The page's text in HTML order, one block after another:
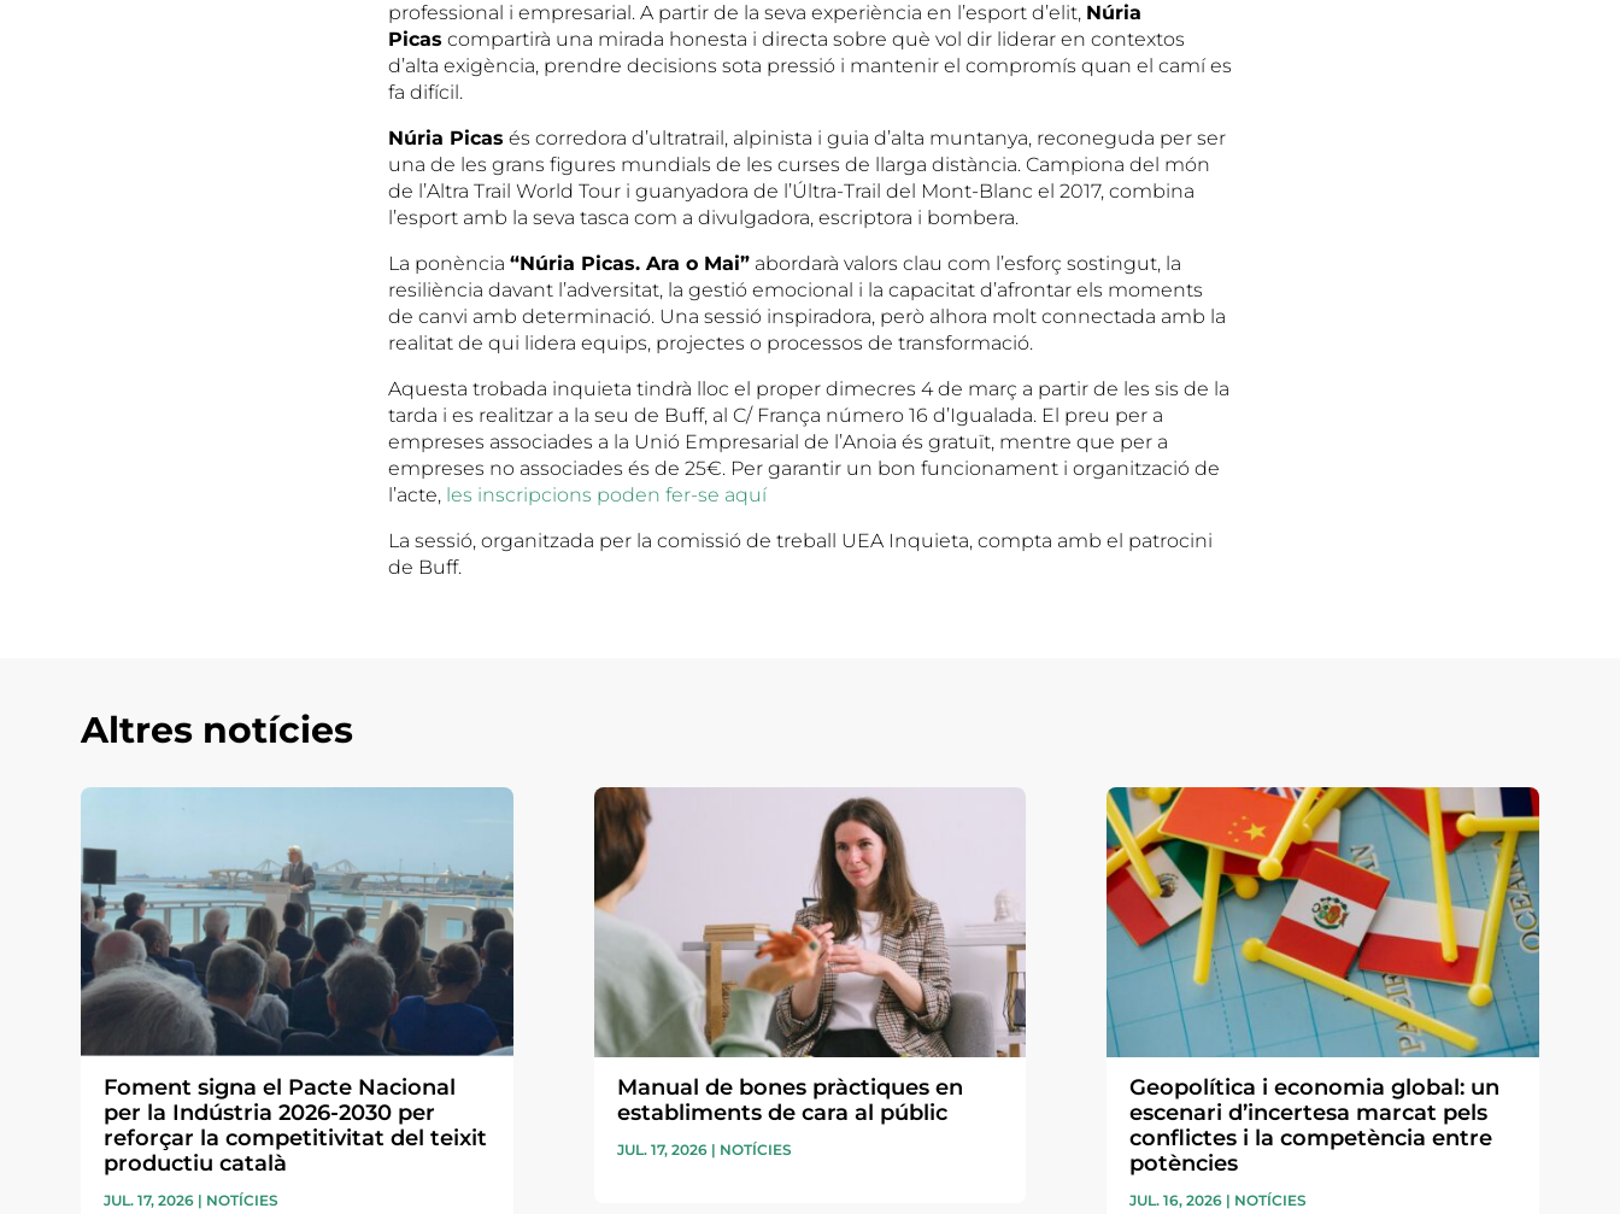
professional i empresarial. A partir de la seva experiència en l’esport d’elit, Núria
Picas compartirà una mirada honesta i directa sobre què vol dir liderar en contextos
d’alta exigència, prendre decisions sota pressió i mantenir el compromís quan el camí es
fa difícil.
Núria Picas és corredora d’ultratrail, alpinista i guia d’alta muntanya, reconeguda per ser
una de les grans figures mundials de les curses de llarga distància. Campiona del món
de l’Altra Trail World Tour i guanyadora de l’Últra-Trail del Mont-Blanc el 2017, combina
l’esport amb la seva tasca com a divulgadora, escriptora i bombera.
La ponència “Núria Picas. Ara o Mai” abordarà valors clau com l’esforç sostingut, la
resiliència davant l’adversitat, la gestió emocional i la capacitat d’afrontar els moments
de canvi amb determinació. Una sessió inspiradora, però alhora molt connectada amb la
realitat de qui lidera equips, projectes o processos de transformació.
Aquesta trobada inquieta tindrà lloc el proper dimecres 4 de març a partir de les sis de la
tarda i es realitzar a la seu de Buff, al C/ França número 16 d’Igualada. El preu per a
empreses associades a la Unió Empresarial de l’Anoia és gratuït, mentre que per a
empreses no associades és de 25€. Per garantir un bon funcionament i organització de
l’acte, les inscripcions poden fer-se aquí
La sessió, organitzada per la comissió de treball UEA Inquieta, compta amb el patrocini
de Buff.
Altres notícies
Foment signa el Pacte Nacional
per la Indústria 2026-2030 per
reforçar la competitivitat del teixit
productiu català
JUL. 17, 2026 | NOTÍCIES
Manual de bones pràctiques en
establiments de cara al públic
JUL. 17, 2026| NOTÍCIES
Geopolítica i economia global: un
escenari d’incertesa marcat pels
conflictes i la competència entre
potències
JUL. 16, 2026| NOTÍCIES